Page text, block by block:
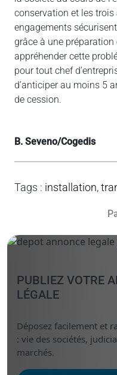
conservation et les trois
engagements
grâce à une
appréhender cette
pour tout chef
d’anticiper au moins 5
de cession.
B. Seveno/Cogedis
Tags : installation,
PUBLIEZ VOTRE
LÉGALE
Déposez facilement et
: vie des sociétés,
marchés.